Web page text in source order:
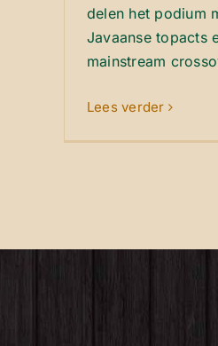
delen het podium
Javaanse topacts
mainstream
Lees verder